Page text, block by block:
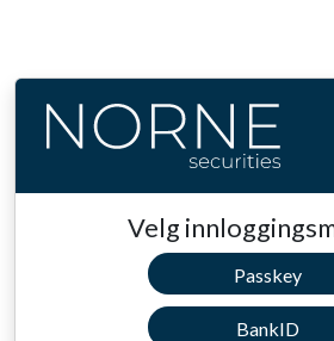
Velg
Passkey
BankID